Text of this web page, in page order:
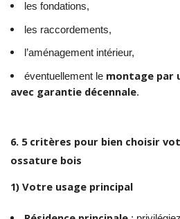
les fondations,
les raccordements,
l’aménagement intérieur,
éventuellement le montage par
avec garantie décennale.
6. 5 critères pour bien choisir
ossature bois
1) Votre usage principal